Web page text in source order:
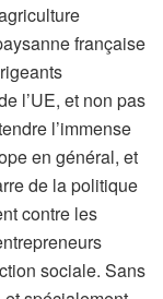
française
l’UE, et non pas
l’immense
en général, et
de la politique
contre les
sociale. Sans